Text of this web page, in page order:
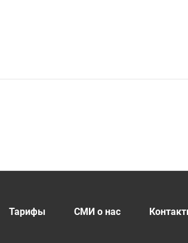
Тарифы СМИ о нас